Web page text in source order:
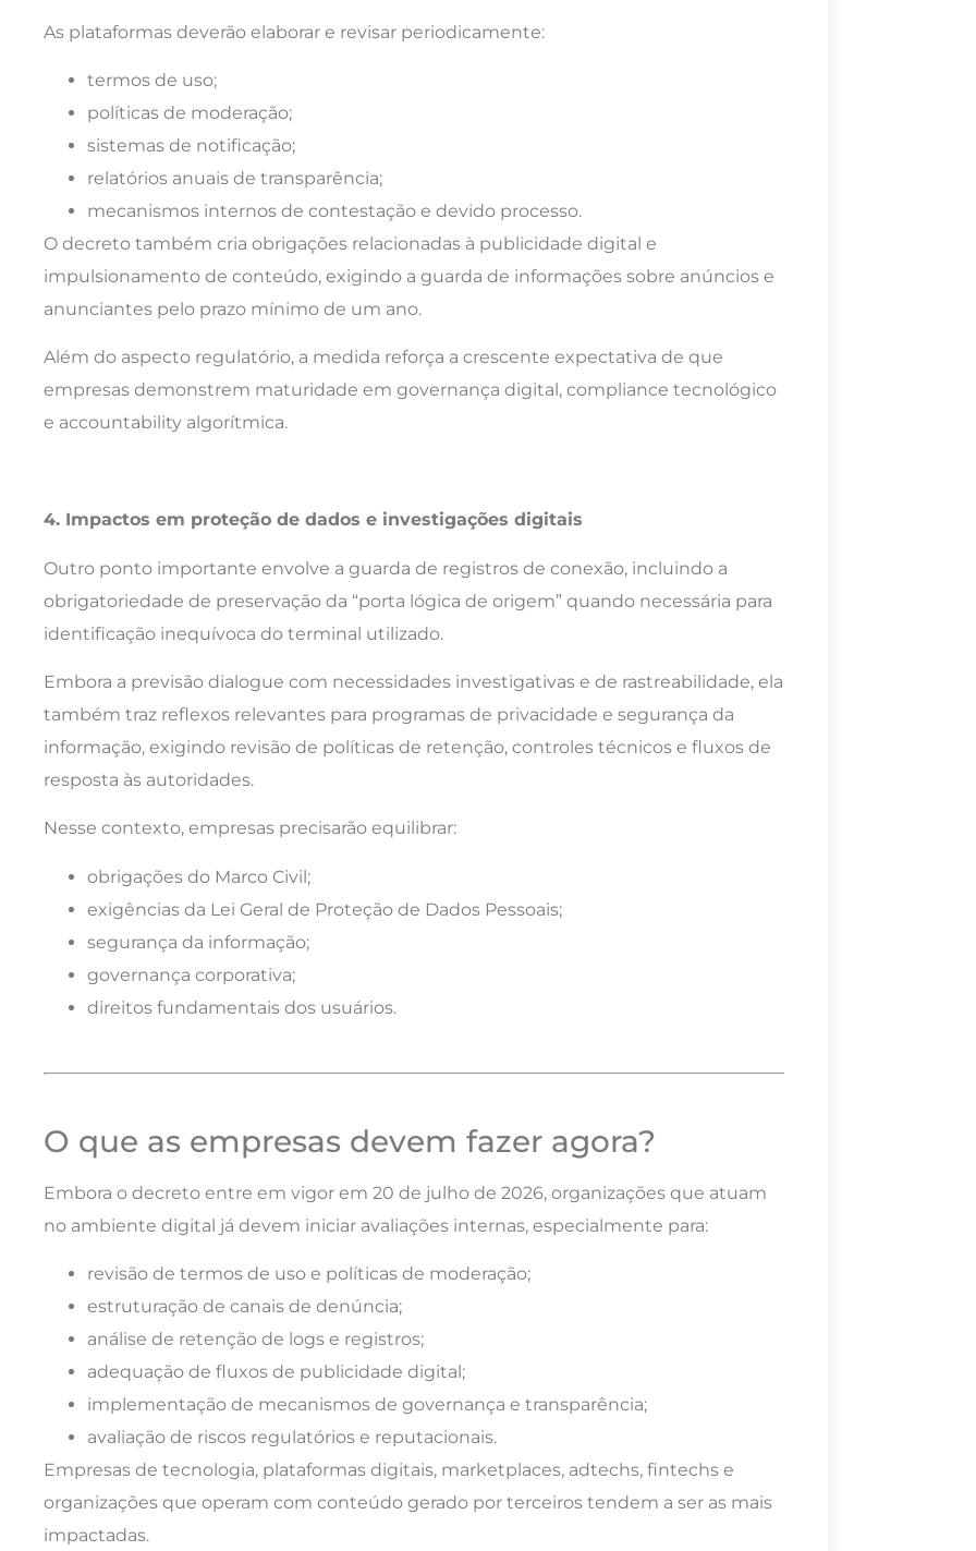
As plataformas deverão elaborar e revisar periodicamente:
termos de uso;
políticas de moderação;
sistemas de notificação;
relatórios anuais de transparência;
mecanismos internos de contestação e devido processo.
O decreto também cria obrigações relacionadas à publicidade digital e
impulsionamento de conteúdo, exigindo a guarda de informações sobre anúncios e
anunciantes pelo prazo mínimo de um ano.
Além do aspecto regulatório, a medida reforça a crescente expectativa de que
empresas demonstrem maturidade em governança digital, compliance tecnológico
e accountability algorítmica.
4. Impactos em proteção de dados e investigações digitais
Outro ponto importante envolve a guarda de registros de conexão, incluindo a
obrigatoriedade de preservação da “porta lógica de origem” quando necessária para
identificação inequívoca do terminal utilizado.
Embora a previsão dialogue com necessidades investigativas e de rastreabilidade, ela
também traz reflexos relevantes para programas de privacidade e segurança da
informação, exigindo revisão de políticas de retenção, controles técnicos e fluxos de
resposta às autoridades.
Nesse contexto, empresas precisarão equilibrar:
obrigações do Marco Civil;
exigências da Lei Geral de Proteção de Dados Pessoais;
segurança da informação;
governança corporativa;
direitos fundamentais dos usuários.
O que as empresas devem fazer agora?
Embora o decreto entre em vigor em 20 de julho de 2026, organizações que atuam
no ambiente digital já devem iniciar avaliações internas, especialmente para:
revisão de termos de uso e políticas de moderação;
estruturação de canais de denúncia;
análise de retenção de logs e registros;
adequação de fluxos de publicidade digital;
implementação de mecanismos de governança e transparência;
avaliação de riscos regulatórios e reputacionais.
Empresas de tecnologia, plataformas digitais, marketplaces, adtechs, fintechs e
organizações que operam com conteúdo gerado por terceiros tendem a ser as mais
impactadas.